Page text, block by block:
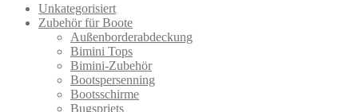
Unkategorisiert
Zubehör für Boote
Außenborderabdeckung
Bimini Tops
Bimini-Zubehör
Bootspersenning
Bootsschirme
Bugspriets